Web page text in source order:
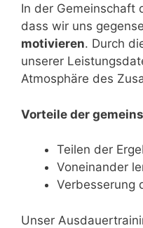
In der Gemeinschaft
dass wir uns
motivieren. Durch
unserer
Atmosphäre des
Vorteile der
Teilen der
Voneinander
Verbesserung
Unser